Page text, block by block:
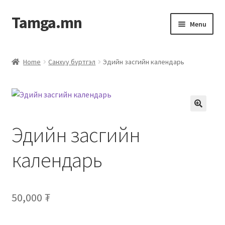
Tamga.mn Menu
Гэрээний загвар
Ажил гүйцэтгэх гэрээ
Дотоод журмын багц
Home Санхүү бүртгэл Эдийн засгийн календарь
Эдийн засгийн
календарь
50,000 ₮